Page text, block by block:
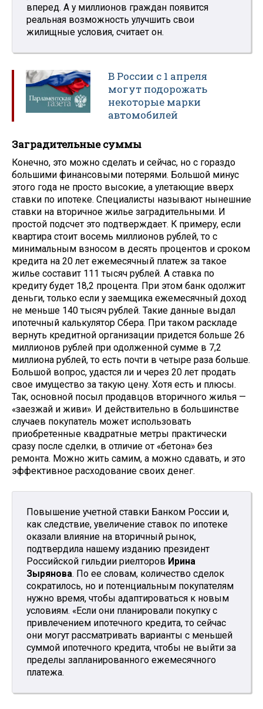
вперед. А у миллионов граждан появится
реальная возможность улучшить свои
жилищные условия, считает он.
В России с 1 апреля
могут подорожать
некоторые марки
автомобилей
Заградительные суммы
Конечно, это можно сделать и сейчас, но с гораздо
большими финансовыми потерями. Большой минус
этого года не просто высокие, а улетающие вверх
ставки по ипотеке. Специалисты называют нынешние
ставки на вторичное жилье заградительными. И
простой подсчет это подтверждает. К примеру, если
квартира стоит восемь миллионов рублей, то с
минимальным взносом в десять процентов и сроком
кредита на 20 лет ежемесячный платеж за такое
жилье составит 111 тысяч рублей. А ставка по
кредиту будет 18,2 процента. При этом банк одолжит
деньги, только если у заемщика ежемесячный доход
не меньше 140 тысяч рублей. Такие данные выдал
ипотечный калькулятор Сбера. При таком раскладе
вернуть кредитной организации придется больше 26
миллионов рублей при одолженной сумме в 7,2
миллиона рублей, то есть почти в четыре раза больше.
Большой вопрос, удастся ли и через 20 лет продать
свое имущество за такую цену. Хотя есть и плюсы.
Так, основной посыл продавцов вторичного жилья —
«заезжай и живи». И действительно в большинстве
случаев покупатель может использовать
приобретенные квадратные метры практически
сразу после сделки, в отличие от «бетона» без
ремонта. Можно жить самим, а можно сдавать, и это
эффективное расходование своих денег.
Повышение учетной ставки Банком России и,
как следствие, увеличение ставок по ипотеке
оказали влияние на вторичный рынок,
подтвердила нашему изданию президент
Российской гильдии риелторов Ирина
Зырянова. По ее словам, количество сделок
сократилось, но и потенциальным покупателям
нужно время, чтобы адаптироваться к новым
условиям. «Если они планировали покупку с
привлечением ипотечного кредита, то сейчас
они могут рассматривать варианты с меньшей
суммой ипотечного кредита, чтобы не выйти за
пределы запланированного ежемесячного
платежа.